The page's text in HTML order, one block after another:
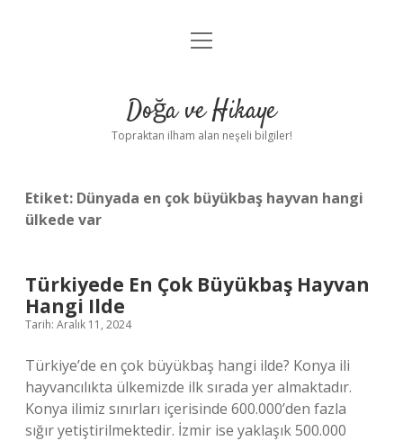
Anasayfa
Yasal Uyarı
menüyü
Doğa ve Hikaye
Topraktan ilham alan neşeli bilgiler!
Etiket: Dünyada en çok büyükbaş hayvan hangi
ülkede var
Türkiyede En Çok Büyükbaş Hayvan
Hangi Ilde
Tarih: Aralık 11, 2024
Türkiye’de en çok büyükbaş hangi ilde? Konya ili
hayvancılıkta ülkemizde ilk sırada yer almaktadır.
Konya ilimiz sınırları içerisinde 600.000’den fazla
sığır yetiştirilmektedir. İzmir ise yaklaşık 500.000